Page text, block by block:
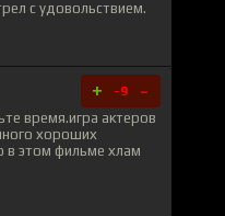
с удовольствием.
+ -9 -
время.игра актеров
хороших
в этом фильме хлам